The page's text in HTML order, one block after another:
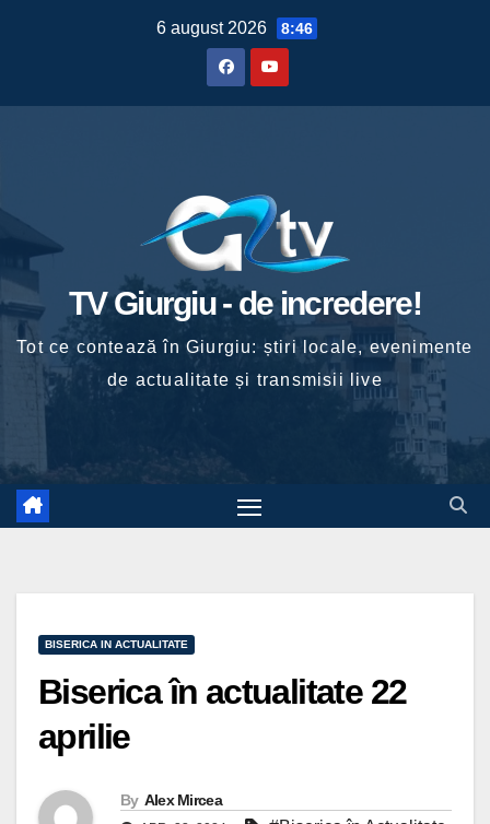
6 august 2026 8:46
TV Giurgiu - de incredere!
Tot ce contează în Giurgiu: știri locale, evenimente
de actualitate și transmisii live
BISERICA IN ACTUALITATE
Biserica în actualitate 22
aprilie
By Alex Mircea